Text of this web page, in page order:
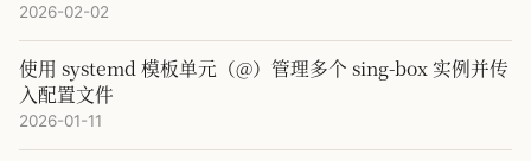
2026-02-02
使用 systemd 模板单元（@）管理多个 sing-box 实例并传
入配置文件
2026-01-11